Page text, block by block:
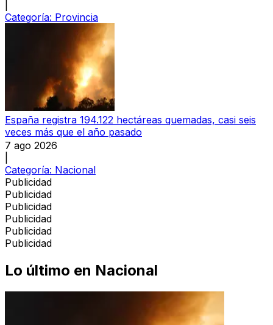
Categoría: Provincia
España registra 194.122 hectáreas quemadas, casi seis
veces más que el año pasado
7 ago 2026
Categoría: Nacional
Publicidad
Publicidad
Publicidad
Publicidad
Publicidad
Publicidad
Lo último en Nacional